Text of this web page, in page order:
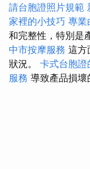
請台胞證照片規範
家裡的小技巧 專業
和完整性，特別是
中市按摩服務 這方
狀況。 卡式台胞證
服務 導致產品損壞